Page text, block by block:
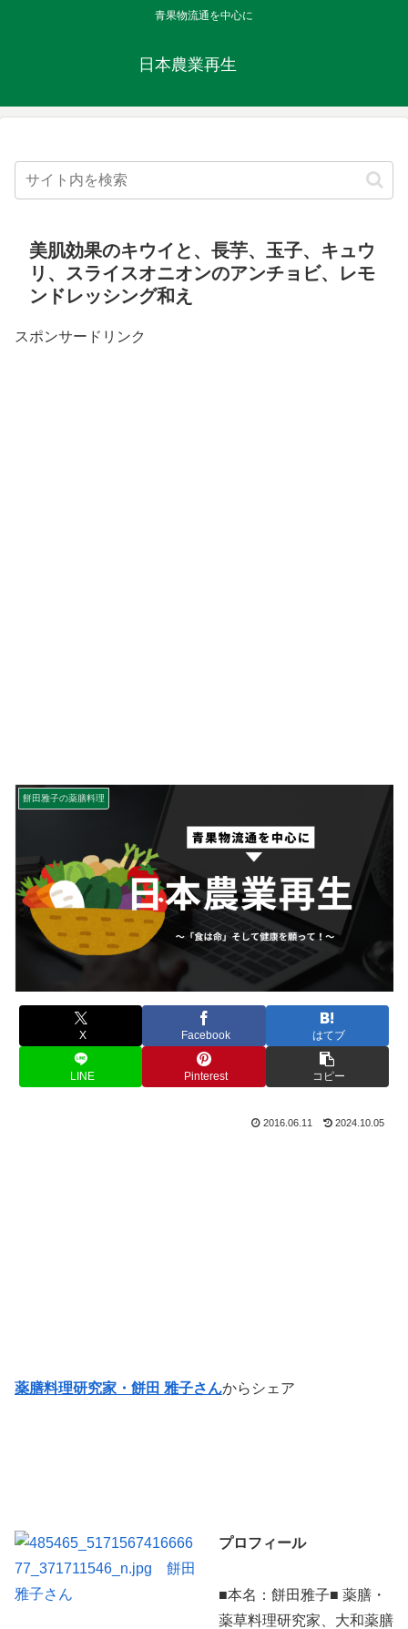
青果物流通を中心に
日本農業再生
美肌効果のキウイと、長芋、玉子、キュウ
リ、スライスオニオンのアンチョビ、レモ
ンドレッシング和え
スポンサードリンク
餅田雅子の薬膳料理
X Facebook はてブ
LINE Pinterest コピー
2016.06.11 2024.10.05
薬膳料理研究家・餅田 雅子さんからシェア
プロフィール
■本名：餅田雅子■ 薬膳・
薬草料理研究家、大和薬膳